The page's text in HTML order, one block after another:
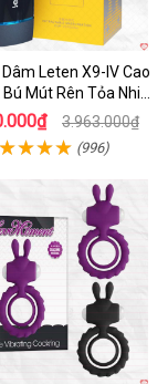
Leten X9-IV Cao
Mút Rên Tỏa Nhiệt
Sạc Pin3.963.000₫
(996)